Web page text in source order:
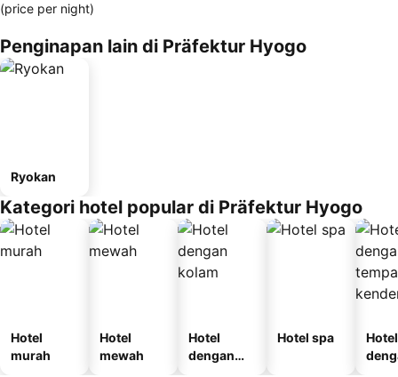
(price per night)
Penginapan lain di Präfektur Hyogo
Ryokan
Kategori hotel popular di Präfektur Hyogo
Hotel
murah
Hotel
mewah
Hotel
dengan
Hotel spa
Hotel